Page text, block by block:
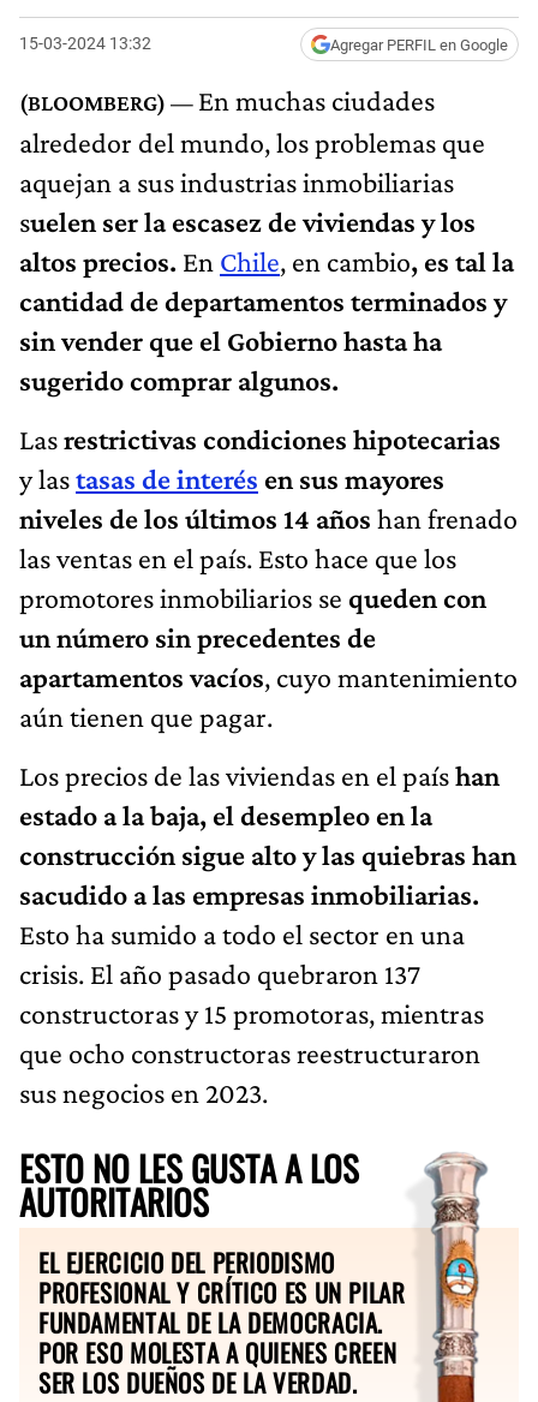
15-03-2024 13:32 Agregar PERFIL en Google
En muchas ciudades
alrededor del mundo, los problemas que
aquejan a sus industrias inmobiliarias
suelen ser la escasez de viviendas y los
altos precios. En Chile, en cambio, es tal la
cantidad de departamentos terminados y
sin vender que el Gobierno hasta ha
sugerido comprar algunos.
Lasrestrictivas condiciones hipotecarias
y lastasas de interés en sus mayores
niveles de los últimos 14 años han frenado
las ventas en el país. Esto hace que los
promotores inmobiliarios se queden con
un número sin precedentes de
apartamentos vacíos, cuyo mantenimiento
aún tienen que pagar.
Los precios de las viviendas en el paíshan
estado a la baja, el desempleo en la
construcción sigue alto y las quiebras han
sacudido a las empresas inmobiliarias.
Esto ha sumido a todo el sector en una
crisis. El año pasado quebraron 137
constructoras y 15 promotoras, mientras
que ocho constructoras reestructuraron
sus negocios en 2023.
ESTO NO LES GUSTA A LOS
AUTORITARIOS
EL EJERCICIO DEL PERIODISMO
PROFESIONAL Y CRÍTICO ES UN PILAR
FUNDAMENTAL DE LA DEMOCRACIA.
POR ESO MOLESTA A QUIENES CREEN
SER LOS DUEÑOS DE LA VERDAD.